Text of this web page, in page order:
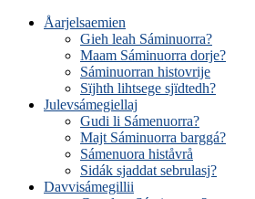
Åarjelsaemien
Gieh leah Sáminuorra?
Maam Sáminuorra dorje?
Sáminuorran histovrije
Sïjhth lihtsege sjïdtedh?
Julevsámegiellaj
Gudi li Sámenuorra?
Majt Sáminuorra barggá?
Sámenuora histåvrå
Sidák sjaddat sebrulasj?
Davvisámegillii